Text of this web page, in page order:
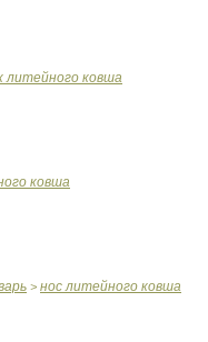
литейного ковша
ковша
> нос литейного ковша